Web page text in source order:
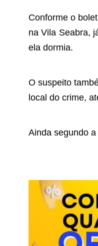
Conforme o
na Vila Seabra,
ela dormia.
O suspeito
local do crime,
Ainda segundo